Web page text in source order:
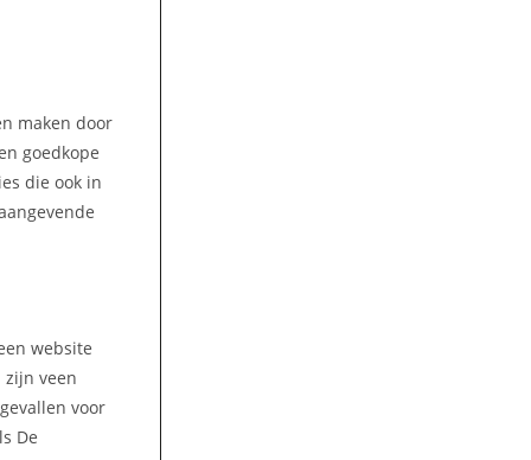
maken door
goedkope
die ook in
website
veen
voor
De